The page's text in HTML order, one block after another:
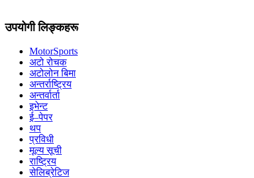
उपयोगी लिङ्कहरू
MotorSports
अटो रोचक
अटोलोन बिमा
अन्तर्राष्ट्रिय
अन्तर्वार्ता
इभेन्ट
ई–पेपर
थप
प्रविधी
मूल्य सूची
राष्ट्रिय
सेलिब्रेटिज